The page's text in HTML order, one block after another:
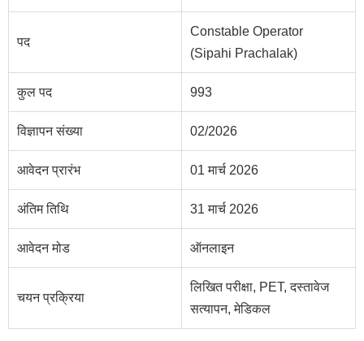
पद
Constable Operator
(Sipahi Prachalak)
कुल पद 993
विज्ञापन संख्या 02/2026
आवेदन प्रारंभ 01 मार्च 2026
अंतिम तिथि 31 मार्च 2026
आवेदन मोड ऑनलाइन
चयन प्रक्रिया
लिखित परीक्षा, PET, दस्तावेज
सत्यापन, मेडिकल